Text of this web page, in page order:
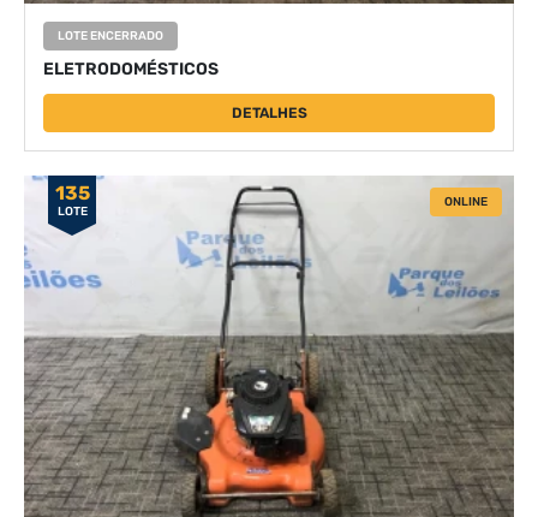
LOTE ENCERRADO
ELETRODOMÉSTICOS
DETALHES
135
LOTE
ONLINE